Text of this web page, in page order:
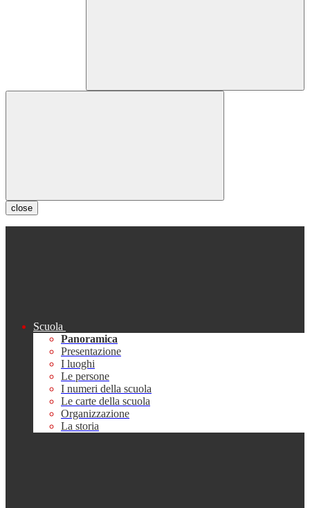
close
Scuola
Panoramica
Presentazione
I luoghi
Le persone
I numeri della scuola
Le carte della scuola
Organizzazione
La storia